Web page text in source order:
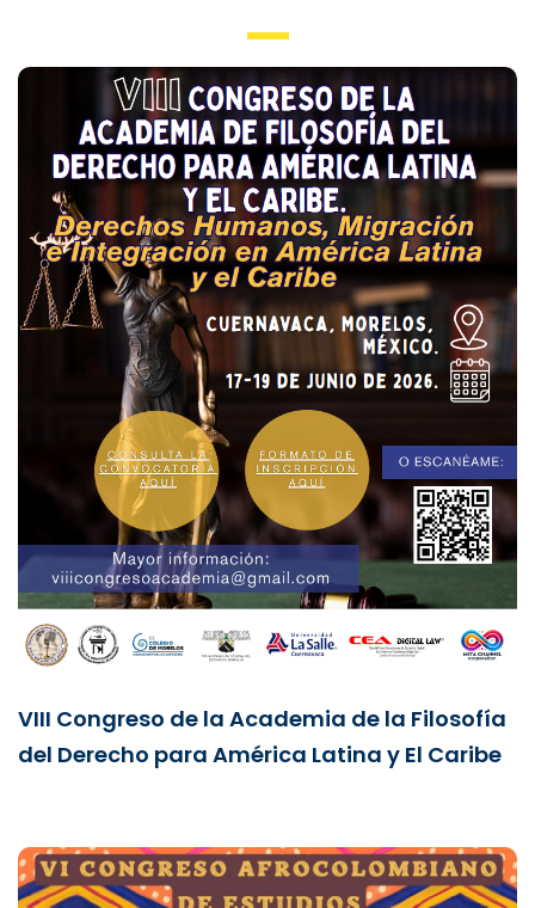
VIII Congreso de la Academia de la Filosofía
del Derecho para América Latina y El Caribe